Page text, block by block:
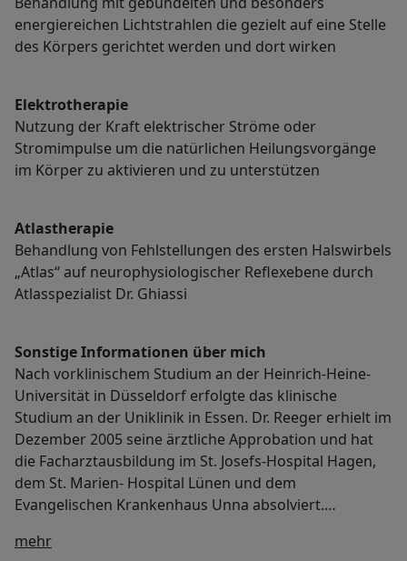
energiereichen Lichtstrahlen die gezielt auf eine Stelle
des Körpers gerichtet werden und dort wirken
Elektrotherapie
Nutzung der Kraft elektrischer Ströme oder
Stromimpulse um die natürlichen Heilungsvorgänge
im Körper zu aktivieren und zu unterstützen
Atlastherapie
Behandlung von Fehlstellungen des ersten Halswirbels
„Atlas“ auf neurophysiologischer Reflexebene durch
Atlasspezialist Dr. Ghiassi
Sonstige Informationen über mich
Nach vorklinischem Studium an der Heinrich-Heine-
Universität in Düsseldorf erfolgte das klinische
Studium an der Uniklinik in Essen. Dr. Reeger erhielt im
Dezember 2005 seine ärztliche Approbation und hat
die Facharztausbildung im St. Josefs-Hospital Hagen,
dem St. Marien- Hospital Lünen und dem
Evangelischen Krankenhaus Unna absolviert.
Es erfolgten Aus- und Weiterbildungen in
mehrÜber mich